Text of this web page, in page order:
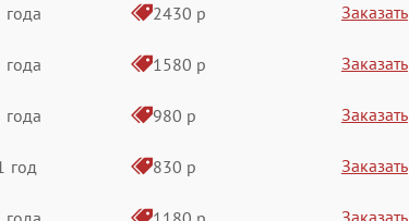
года 2430 р Заказать
года 1580 р Заказать
года 980 р Заказать
год 830 р Заказать
Заказать